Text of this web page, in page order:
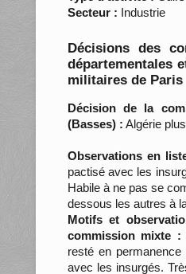
Secteur : Industrie
Décisions des
départementales
militaires de Paris
Décision de la
(Basses) : Algérie plus
Observations en
pactisé avec les
Habile à ne pas se
dessous les autres à
Motifs et
commission mixte :
resté en
avec les insurgés.